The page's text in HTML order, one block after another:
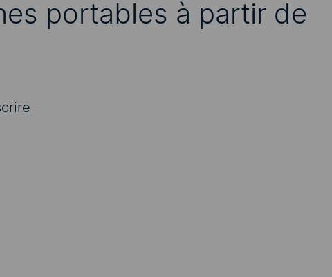
portables à partir de